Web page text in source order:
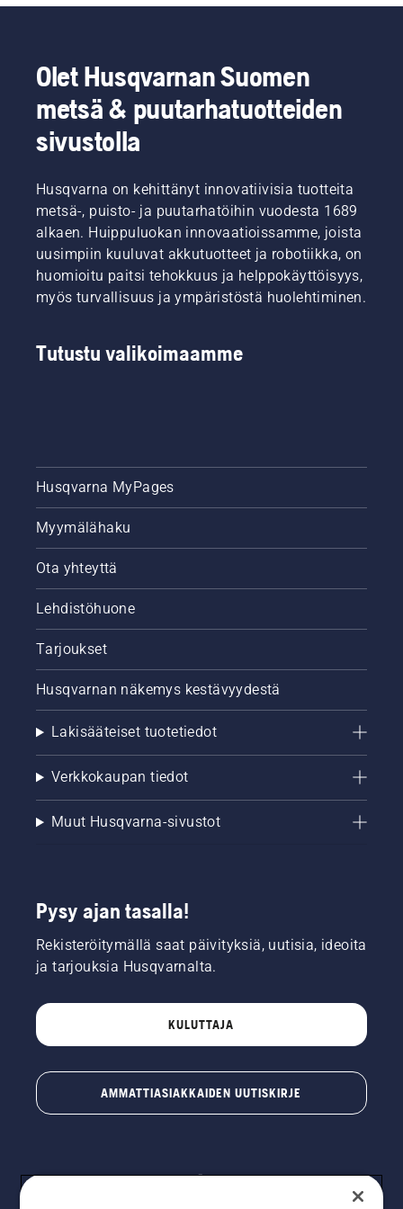
alan
asiantuntijalta.
Olet Husqvarnan Suomen
metsä & puutarhatuotteiden
sivustolla
Husqvarna on kehittänyt innovatiivisia tuotteita
metsä-, puisto- ja puutarhatöihin vuodesta 1689
alkaen. Huippuluokan innovaatioissamme, joista
uusimpiin kuuluvat akkutuotteet ja robotiikka, on
huomioitu paitsi tehokkuus ja helppokäyttöisyys,
myös turvallisuus ja ympäristöstä huolehtiminen.
Tutustu valikoimaamme
Husqvarna MyPages
Myymälähaku
Ota yhteyttä
Lehdistöhuone
Tarjoukset
Husqvarnan näkemys kestävyydestä
Lakisääteiset tuotetiedot
Verkkokaupan tiedot
Muut Husqvarna-sivustot
Pysy ajan tasalla!
Rekisteröitymällä saat päivityksiä, uutisia, ideoita
ja tarjouksia Husqvarnalta.
KULUTTAJA
AMMATTIASIAKKAIDEN UUTISKIRJE